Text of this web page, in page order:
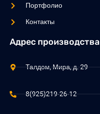
Портфолио
Контакты
Адрес производства
Талдом, Мира, д. 29
8(925)219-26-12